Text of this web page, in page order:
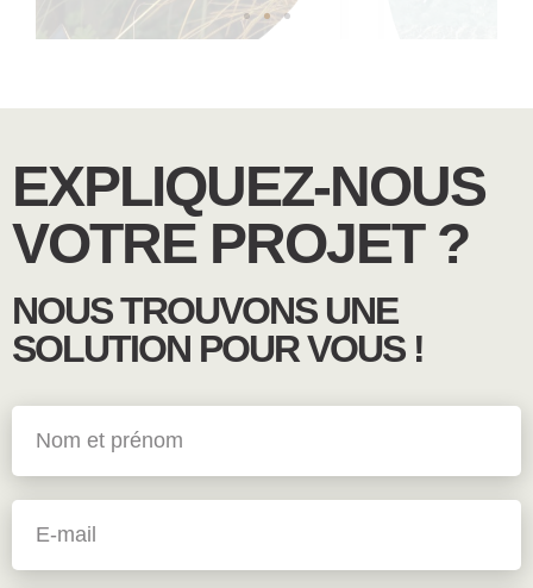
terrasse, quoi de mieux que d’aménager sa
EXPLIQUEZ-NOUS
VOTRE PROJET ?
NOUS TROUVONS UNE
SOLUTION POUR VOUS !